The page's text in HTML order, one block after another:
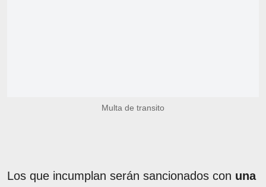
Multa de transito
Los que incumplan serán sancionados con una